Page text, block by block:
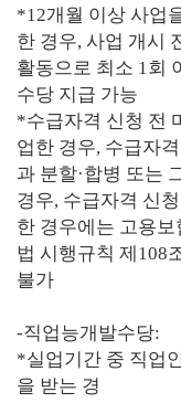
*12개월 이상 사업
한 경우, 사업 개시
활동으로 최소 1회
수당 지급 가능
*수급자격 신청 전
업한 경우, 수급자
과 분할·합병 또는
경우, 수급자격 신
한 경우에는 고용
법 시행규칙 제108
불가
-직업능개발수당:
*실업기간 중 직업
을 받는 경